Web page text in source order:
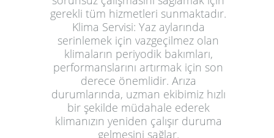
gerekli tüm hizmetleri sunmaktadır.
Klima Servisi: Yaz aylarında
serinlemek için vazgeçilmez olan
klimaların periyodik bakımları,
performanslarını artırmak için son
derece önemlidir. Arıza
durumlarında, uzman ekibimiz hızlı
bir şekilde müdahale ederek
klimanızın yeniden çalışır duruma
gelmesini sağlar.